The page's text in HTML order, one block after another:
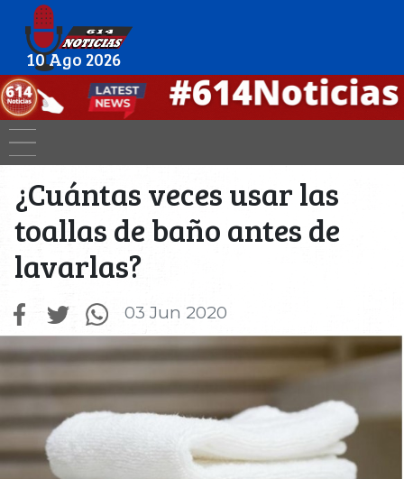
10 Ago 2026
¿Cuántas veces usar las
toallas de baño antes de
lavarlas?
03 Jun 2020